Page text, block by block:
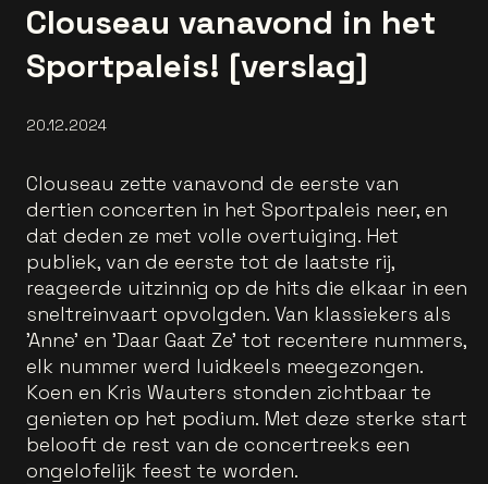
Clouseau vanavond in het
Sportpaleis! [verslag]
20.12.2024
Clouseau zette vanavond de eerste van
dertien concerten in het Sportpaleis neer, en
dat deden ze met volle overtuiging. Het
publiek, van de eerste tot de laatste rij,
reageerde uitzinnig op de hits die elkaar in een
sneltreinvaart opvolgden. Van klassiekers als
'Anne' en 'Daar Gaat Ze' tot recentere nummers,
elk nummer werd luidkeels meegezongen.
Koen en Kris Wauters stonden zichtbaar te
genieten op het podium. Met deze sterke start
belooft de rest van de concertreeks een
ongelofelijk feest te worden.